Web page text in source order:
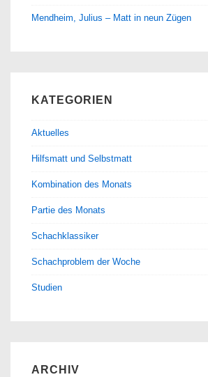
Mendheim, Julius – Matt in neun Zügen
KATEGORIEN
Aktuelles
Hilfsmatt und Selbstmatt
Kombination des Monats
Partie des Monats
Schachklassiker
Schachproblem der Woche
Studien
ARCHIV